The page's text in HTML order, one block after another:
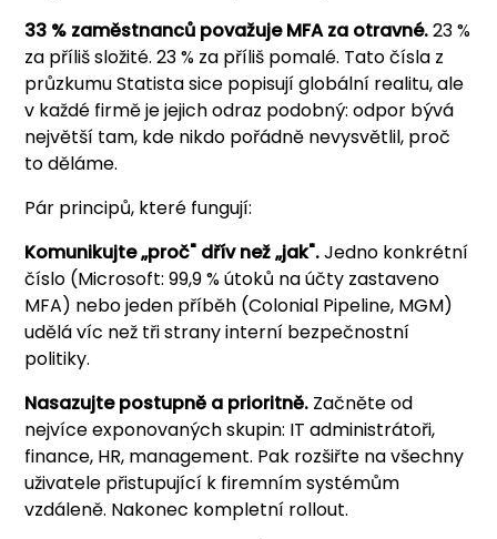
33 % zaměstnanců považuje MFA za otravné.23 %
za příliš složité. 23 % za příliš pomalé. Tato čísla z
průzkumu Statista sice popisují globální realitu, ale
v každé firmě je jejich odraz podobný: odpor bývá
největší tam, kde nikdo pořádně nevysvětlil, proč
to děláme.
Pár principů, které fungují:
Komunikujte „proč" dřív než „jak".Jedno konkrétní
číslo (Microsoft: 99,9 % útoků na účty zastaveno
MFA) nebo jeden příběh (Colonial Pipeline, MGM)
udělá víc než tři strany interní bezpečnostní
politiky.
Nasazujte postupně a prioritně. Začněte od
nejvíce exponovaných skupin: IT administrátoři,
finance, HR, management. Pak rozšiřte na všechny
uživatele přistupující k firemním systémům
vzdáleně. Nakonec kompletní rollout.